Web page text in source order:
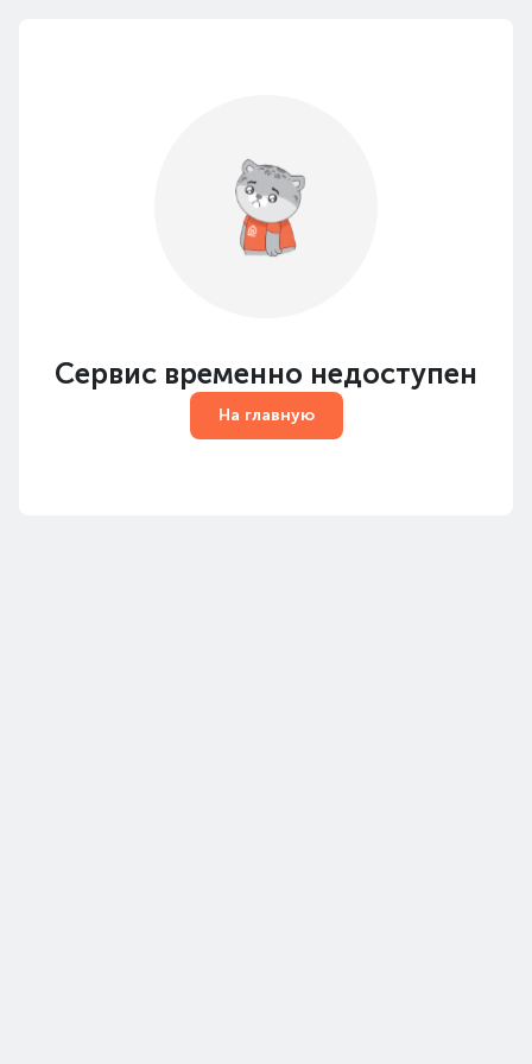
Сервис временно недоступен
На главную